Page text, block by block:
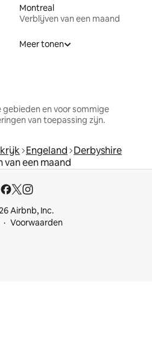
Montreal
Verblijven van een maand
Meer tonen
en voor sommige
van toepassing zijn.
Engeland Derbyshire
van een maand
Airbnb, Inc.
Voorwaarden